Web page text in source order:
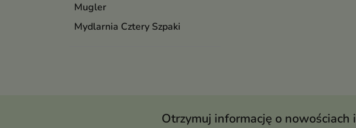
Mugler
Mydlarnia Cztery Szpaki
Otrzymuj informację o nowościach i